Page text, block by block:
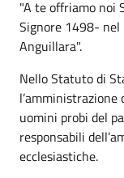
"A te offriamo noi
Signore 1498-
Anguillara".
Nello Statuto di
uomini probi del
responsabili
ecclesiastiche.